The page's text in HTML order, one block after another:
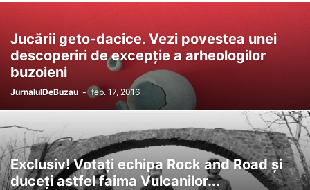
REPORTAJ SANATATE SOCIAL SPORT
Jucării geto-dacice. Vezi povestea unei
descoperiri de excepţie a arheologilor
buzoieni
JurnalulDeBuzau - feb. 17, 2016
Exclusiv! Votaţi echipa Rock and Road şi
duceţi astfel faima Vulcanilor...